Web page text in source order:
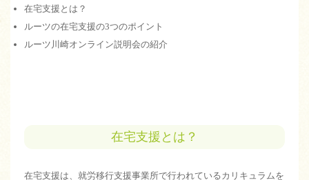
在宅支援とは？
ルーツの在宅支援の3つのポイント
ルーツ川崎オンライン説明会の紹介
在宅支援とは？
在宅支援は、就労移行支援事業所で行われているカリキュラムを